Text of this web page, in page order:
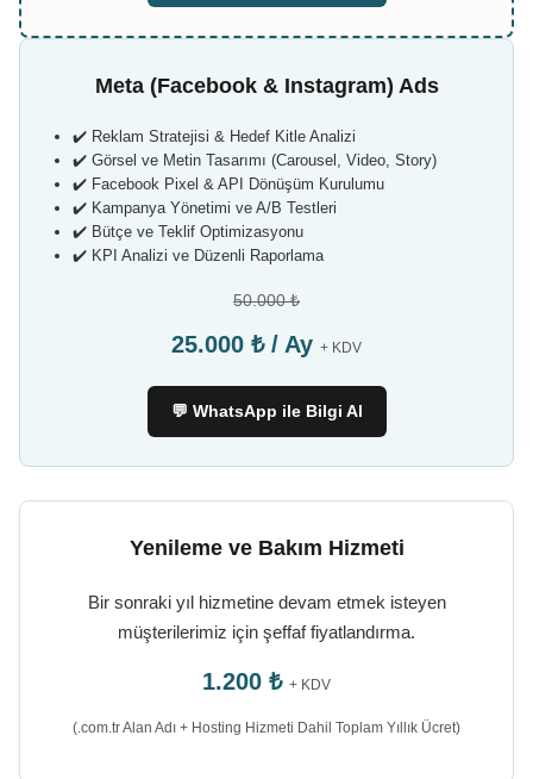
Meta (Facebook & Instagram) Ads
✔️ Reklam Stratejisi & Hedef Kitle Analizi
✔️ Görsel ve Metin Tasarımı (Carousel, Video, Story)
✔️ Facebook Pixel & API Dönüşüm Kurulumu
✔️ Kampanya Yönetimi ve A/B Testleri
✔️ Bütçe ve Teklif Optimizasyonu
✔️ KPI Analizi ve Düzenli Raporlama
50.000 ₺
25.000 ₺ / Ay + KDV
💬 WhatsApp ile Bilgi Al
Yenileme ve Bakım Hizmeti
Bir sonraki yıl hizmetine devam etmek isteyen
müşterilerimiz için şeffaf fiyatlandırma.
1.200 ₺ + KDV
(.com.tr Alan Adı + Hosting Hizmeti Dahil Toplam Yıllık Ücret)